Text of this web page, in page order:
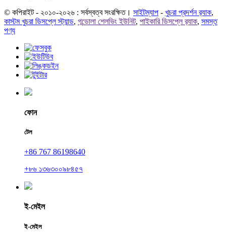
© কপিরাইট - ২০১০-২০২৬ : সর্বস্বত্ব সংরক্ষিত। সাইটম্যাপ - খুচরা প্রদর্শন র‍্যাক,
কাস্টম খুচরা ডিসপ্লে স্ট্যান্ড, গন্ডোলা শেলভিং ইউনিট, পাইকারি ডিসপ্লে র‍্যাক, সমস্ত
পণ্য
ফোন
টেল
+86 767 86198640
+৮৬ ১৩৬৩০০৯৮৪৫৭
ই-মেইল
ই-মেইল